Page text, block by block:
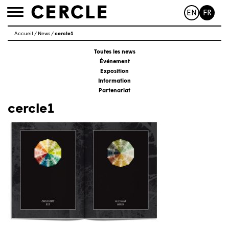
Toggle
EN FR
Accueil / News/cercle1
Toutes les news
Événement
Exposition
Information
Partenariat
cercle1